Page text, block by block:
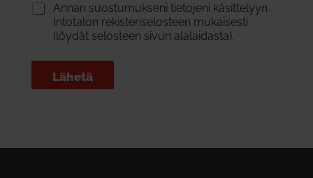
Annan suostumukseni tietojeni käsittelyyn
Intotalon rekisteriselosteen mukaisesti
(löydät selosteen sivun alalaidasta).
Lähetä